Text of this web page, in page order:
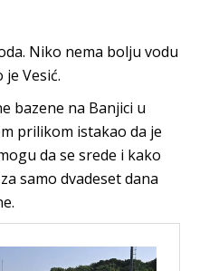
Niko nema bolju vodu
Vesić.
bazene na Banjici u
prilikom istakao da je
da se srede i kako
samo dvadeset dana